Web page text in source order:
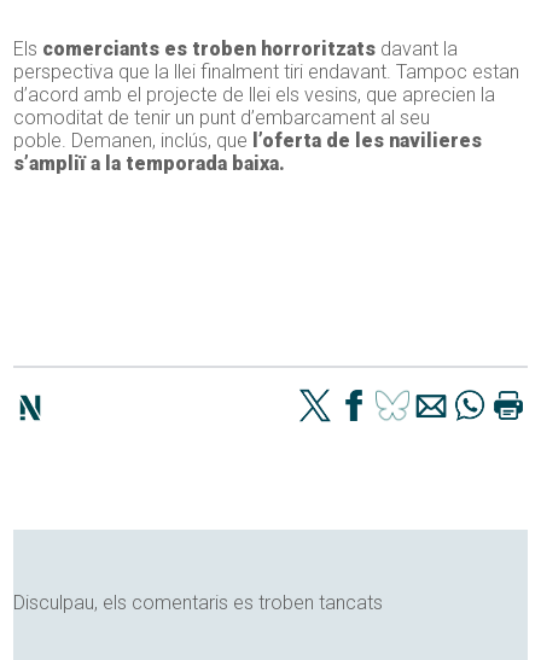
Els comerciants es troben horroritzats davant la
perspectiva que la llei finalment tiri endavant. Tampoc estan
d’acord amb el projecte de llei els vesins, que aprecien la
comoditat de tenir un punt d’embarcament al seu
poble. Demanen, inclús, que l’oferta de les navilieres
s’ampliï a la temporada baixa.
Disculpau, els comentaris es troben tancats